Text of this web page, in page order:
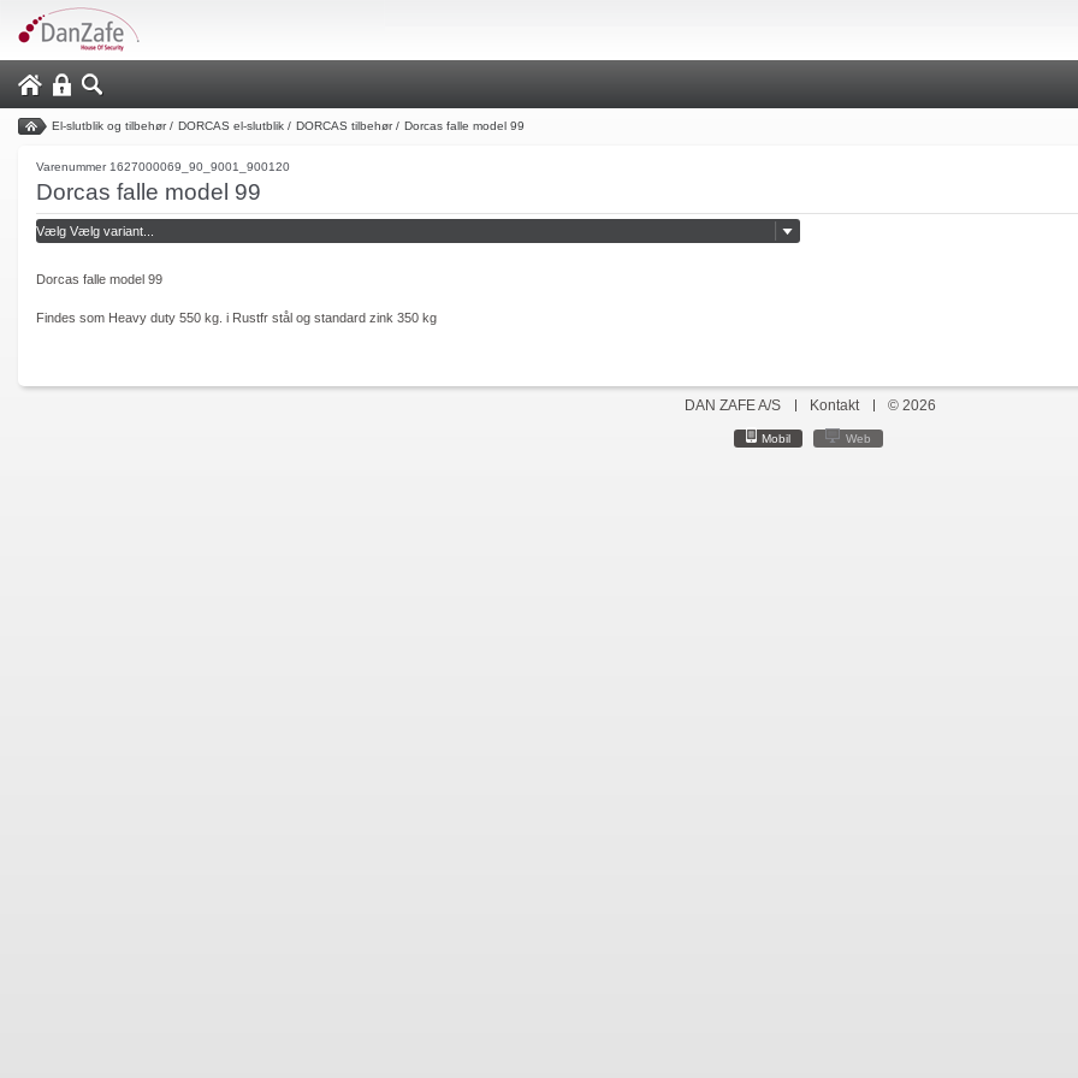
El-slutblik og tilbehør/ DORCAS el-slutblik / DORCAS tilbehør/ Dorcas falle model 99
Varenummer 1627000069_90_9001_900120
Dorcas falle model 99
Dorcas falle model 99
Findes som Heavy duty 550 kg. i Rustfr stål og standard zink 350 kg
DAN ZAFE A/S Kontakt © 2026
Mobil Web